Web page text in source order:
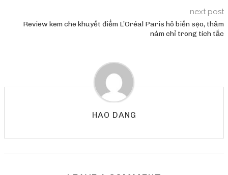
next post
Review kem che khuyết điểm L’Oréal Paris hô biến sẹo, thâm
nám chỉ trong tích tắc
HAO DANG